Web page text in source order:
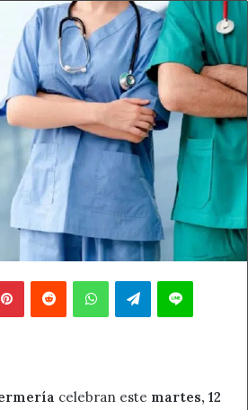
PinterestReddit WhatsAppTelegramLine
celebran este martes, 12